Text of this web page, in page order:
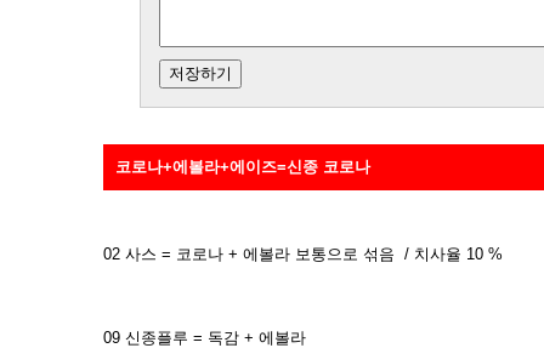
코로나+에볼라+에이즈=신종 코로나
02 사스 = 코로나 + 에볼라 보통으로 섞음 / 치사율 10 %
09 신종플루 = 독감 + 에볼라